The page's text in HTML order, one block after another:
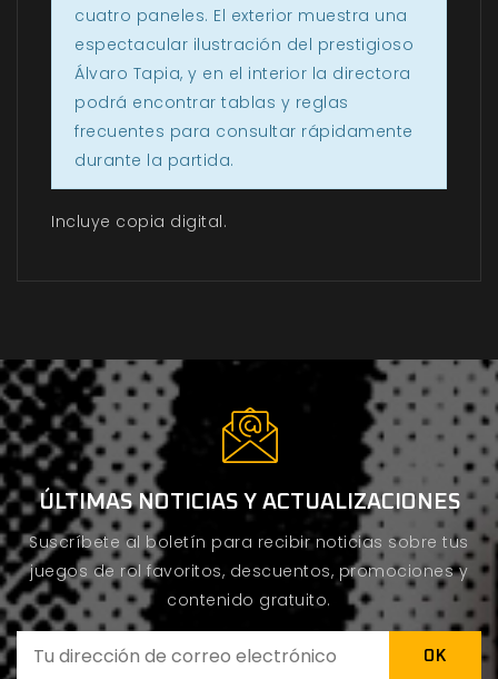
cuatro paneles. El exterior muestra una
espectacular ilustración del prestigioso
Álvaro Tapia, y en el interior la directora
podrá encontrar tablas y reglas
frecuentes para consultar rápidamente
durante la partida.
Incluye copia digital.
ÚLTIMAS NOTICIAS Y ACTUALIZACIONES
Suscríbete al boletín para recibir noticias sobre tus
juegos de rol favoritos, descuentos, promociones y
contenido gratuito.